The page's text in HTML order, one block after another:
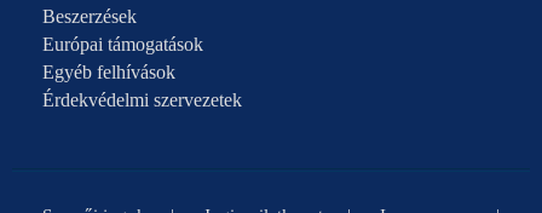
Beszerzések
Európai támogatások
Egyéb felhívások
Érdekvédelmi szervezetek